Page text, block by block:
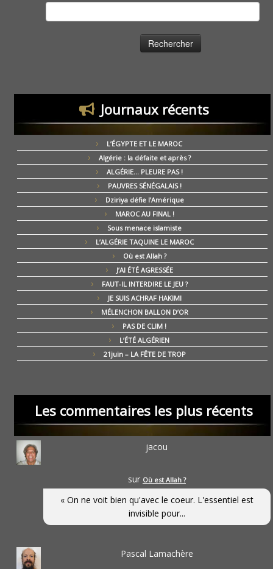
Journaux récents
L’ÉGYPTE ET LE MAROC
Algérie : la défaite et après ?
ALGÉRIE… PLEURE PAS !
PAUVRES SÉNÉGALAIS !
Dziriya défie l’Amérique
MAROC AU FINAL !
Sous menace islamiste
L’ALGÉRIE TAQUINE LE MAROC
Où est Allah ?
J’AI ÉTÉ AGRESSÉE
FAUT-IL INTERDIRE LE JEU ?
JE SUIS ACHRAF HAKIMI
MÉLENCHON BALLON D’OR
PAS DE CLIM !
L’ÉTÉ ALGÉRIEN
21juin – LA FÊTE DE TROP
Les commentaires les plus récents
jacou
sur Où est Allah ?
« On ne voit bien qu'avec le coeur. L'essentiel est
invisible pour...
Pascal Lamachère